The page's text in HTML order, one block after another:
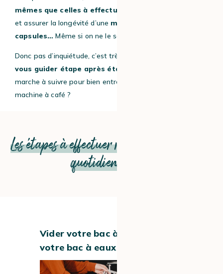
mêmes que celles à effectuer pour bien entretenir
et assurer la longévité d’une machine à café à
capsules… Même si on ne le sait pas !
Donc pas d’inquiétude, c’est très simple et
vous guider étape après étape !
marche à suivre pour bien entretenir et nettoyer votre
machine à café ?
Les étapes à effectuer régulièrement, voire
quotidiennement
Vider votre bac à marc et
votre bac à eaux usées